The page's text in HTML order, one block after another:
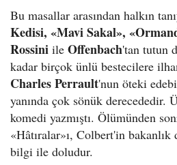
Bu masallar arasından halkın
Kedisi, «Mavi Sakal»,
Rossini ile Offenbach'tan tutun
kadar birçok ünlü bestecilere
Charles Perrault'nun öteki
yanında çok sönük derecededir.
komedi yazmıştı. Ölümünden
«Hâtıralar»ı, Colbert'in
bilgi ile doludur.